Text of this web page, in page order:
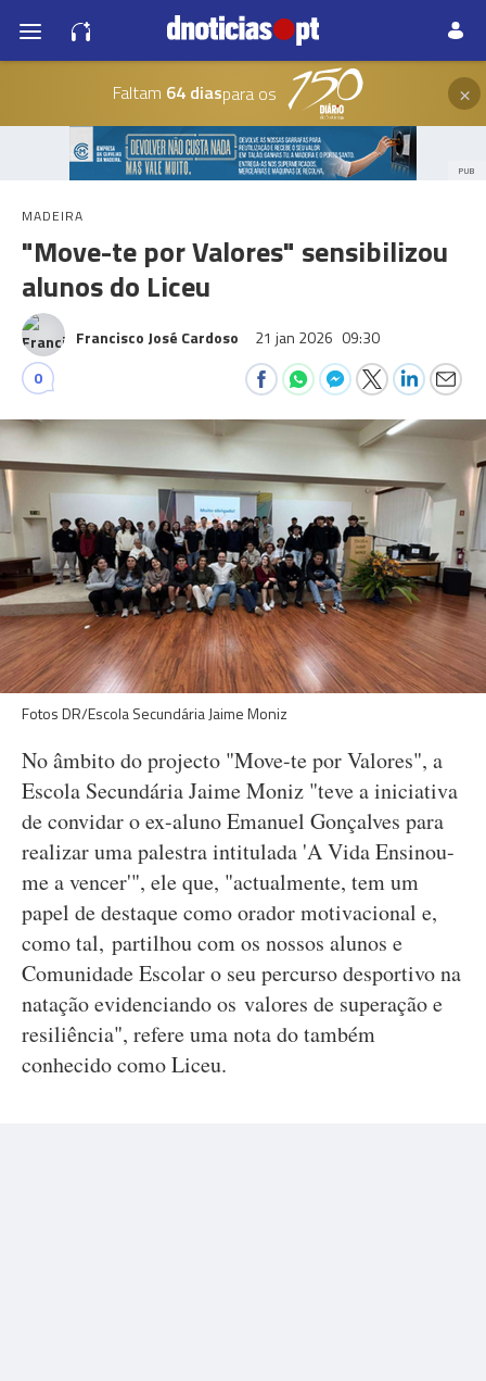
Faltam 64 diaspara os ×
PUB
MADEIRA
"Move-te por Valores" sensibilizou
alunos do Liceu
Francisco José Cardoso 21 jan 2026 09:30
0
Fotos DR/Escola Secundária Jaime Moniz
No âmbito do projecto "Move-te por Valores", a
Escola Secundária Jaime Moniz "teve a iniciativa
de convidar o ex-aluno Emanuel Gonçalves para
realizar uma palestra intitulada 'A Vida Ensinou-
me a vencer'", ele que, "actualmente, tem um
papel de destaque como orador motivacional e,
como tal, partilhou com os nossos alunos e
Comunidade Escolar o seu percurso desportivo na
natação evidenciando os valores de superação e
resiliência", refere uma nota do também
conhecido como Liceu.